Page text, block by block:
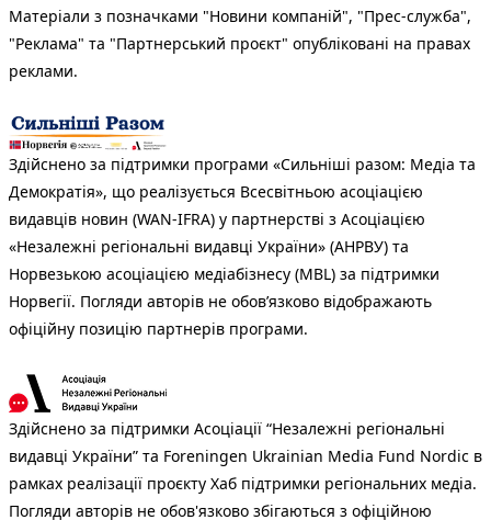
Матеріали з позначками "Новини компаній", "Прес-служба",
"Реклама" та "Партнерський проєкт" опубліковані на правах
реклами.
Здійснено за підтримки програми «Сильніші разом: Медіа та
Демократія», що реалізується Всесвітньою асоціацією
видавців новин (WAN-IFRA) у партнерстві з Асоціацією
«Незалежні регіональні видавці України» (АНРВУ) та
Норвезькою асоціацією медіабізнесу (MBL) за підтримки
Норвегії. Погляди авторів не обов’язково відображають
офіційну позицію партнерів програми.
Здійснено за підтримки Асоціації “Незалежні регіональні
видавці України” та Foreningen Ukrainian Media Fund Nordic в
рамках реалізації проєкту Хаб підтримки регіональних медіа.
Погляди авторів не обов'язково збігаються з офіційною